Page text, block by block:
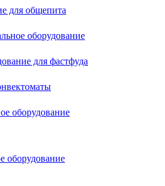
для общепита
оборудование
для фастфуда
оборудование
оборудование